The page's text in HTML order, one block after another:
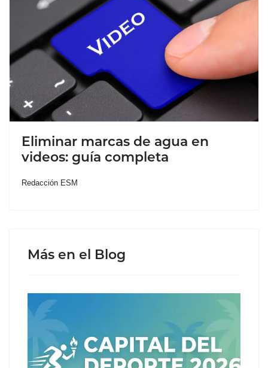
Eliminar marcas de agua en
videos: guía completa
Redacción ESM
Más en el Blog